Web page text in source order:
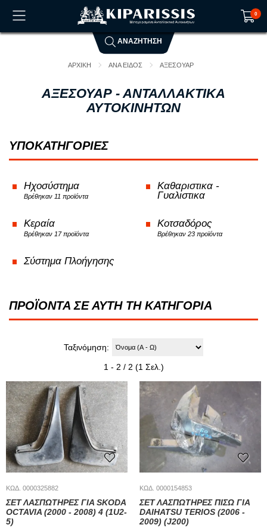
0
Το καλάθι αγορών είναι άδειο!
ΑΝΑΖΗΤΗΣΗ
ΑΡΧΙΚΗ ΑΝΑ ΕΙΔΟΣ ΑΞΕΣΟΥΑΡ
ΑΞΕΣΟΥΑΡ - ΑΝΤΑΛΛΑΚΤΙΚΑ
ΑΥΤΟΚΙΝΗΤΩΝ
ΥΠΟΚΑΤΗΓΟΡΙΕΣ
Ηχοσύστημα
Βρέθηκαν 11 προϊόντα
Καθαριστικα -
Γυαλιστικα
Κεραία
Βρέθηκαν 17 προϊόντα
Κοτσαδόρος
Βρέθηκαν 23 προϊόντα
Σύστημα Πλοήγησης
ΠΡΟΪΟΝΤΑ ΣΕ ΑΥΤΗ ΤΗ ΚΑΤΗΓΟΡΙΑ
Ταξινόμηση:
1 - 2 / 2 (1 Σελ.)
ΚΩΔ. 0000325882
ΣΕΤ ΛΑΣΠΩΤΗΡΕΣ ΓΙΑ SKODA
OCTAVIA (2000 - 2008) 4 (1U2-
5)
ΚΩΔ. 0000154853
ΣΕΤ ΛΑΣΠΩΤΗΡΕΣ ΠΙΣΩ ΓΙΑ
DAIHATSU TERIOS (2006 -
2009) (J200)